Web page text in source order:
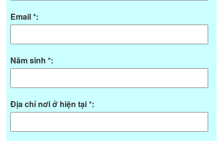
Email *:
Năm sinh *:
Địa chỉ nơi ở hiện tại *: